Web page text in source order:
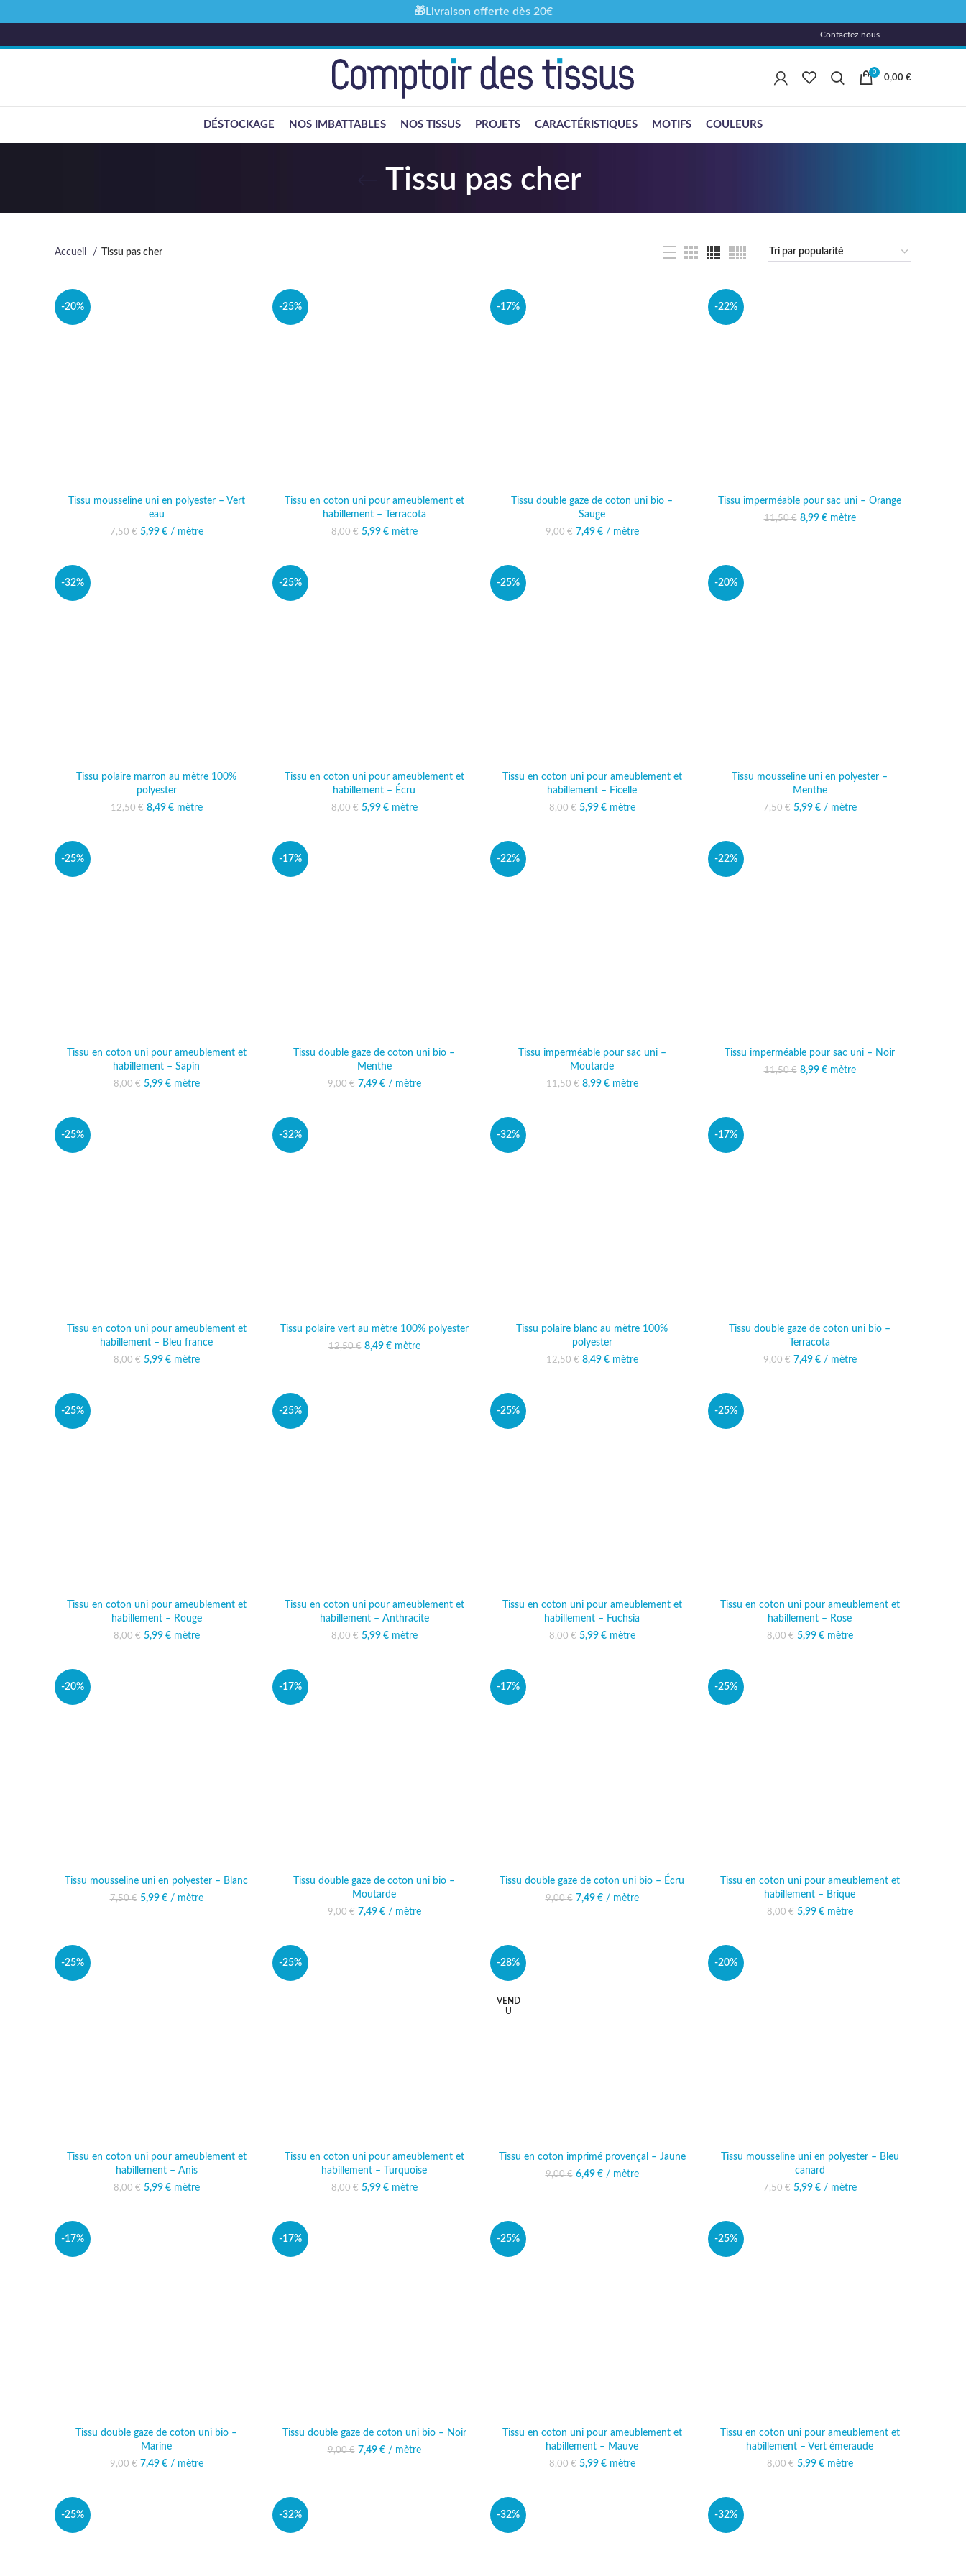
Contactez-nous
0
0,00 €
DÉSTOCKAGE NOS IMBATTABLES NOS TISSUS PROJETS CARACTÉRISTIQUES MOTIFS COULEURS
Tissu pas cher
Accueil Tissu pas cher
-20%
Tissu mousseline uni en polyester – Vert
eau
7,50€ Le prix initial était : 7,50 €.
5,99 € Le prix actuel est :
/ mètre
-25%
Tissu en coton uni pour ameublement et
habillement – Terracota
8,00€
Le prix initial était :
5,99 € Le prix actuel est :
mètre
-17%
Tissu double gaze de coton uni bio –
Sauge
9,00€ Le prix initial était : 9,00 €.
7,49 € Le prix actuel est :
/ mètre
-22%
Tissu imperméable pour sac uni – Orange
11,50€
Le prix initial était :
8,99 € Le prix actuel est :
mètre
-32%
Tissu polaire marron au mètre 100%
polyester
12,50€
Le prix initial était :
8,49 € Le prix actuel est :
mètre
-25%
Tissu en coton uni pour ameublement et
habillement – Écru
8,00€
Le prix initial était :
5,99 € Le prix actuel est :
mètre
-25%
Tissu en coton uni pour ameublement et
habillement – Ficelle
8,00€
Le prix initial était :
5,99 € Le prix actuel est :
mètre
-20%
Tissu mousseline uni en polyester –
Menthe
7,50€ Le prix initial était : 7,50 €.
5,99 € Le prix actuel est :
/ mètre
-25%
Tissu en coton uni pour ameublement et
habillement – Sapin
8,00€
Le prix initial était :
5,99 € Le prix actuel est :
mètre
-17%
Tissu double gaze de coton uni bio –
Menthe
9,00€ Le prix initial était : 9,00 €.
7,49 € Le prix actuel est :
/ mètre
-22%
Tissu imperméable pour sac uni –
Moutarde
11,50€
Le prix initial était :
8,99 € Le prix actuel est :
mètre
-22%
Tissu imperméable pour sac uni – Noir
11,50€
Le prix initial était :
8,99 € Le prix actuel est :
mètre
-25%
Tissu en coton uni pour ameublement et
habillement – Bleu france
8,00€
Le prix initial était :
5,99 € Le prix actuel est :
mètre
-32%
Tissu polaire vert au mètre 100% polyester
12,50€
Le prix initial était :
8,49 € Le prix actuel est :
mètre
-32%
Tissu polaire blanc au mètre 100%
polyester
12,50€
Le prix initial était :
8,49 € Le prix actuel est :
mètre
-17%
Tissu double gaze de coton uni bio –
Terracota
9,00€ Le prix initial était : 9,00 €.
7,49 € Le prix actuel est :
/ mètre
-25%
Tissu en coton uni pour ameublement et
habillement – Rouge
8,00€
Le prix initial était :
5,99 € Le prix actuel est :
mètre
-25%
Tissu en coton uni pour ameublement et
habillement – Anthracite
8,00€
Le prix initial était :
5,99 € Le prix actuel est :
mètre
-25%
Tissu en coton uni pour ameublement et
habillement – Fuchsia
8,00€
Le prix initial était :
5,99 € Le prix actuel est :
mètre
-25%
Tissu en coton uni pour ameublement et
habillement – Rose
8,00€
Le prix initial était :
5,99 € Le prix actuel est :
mètre
-20%
Tissu mousseline uni en polyester – Blanc
7,50€ Le prix initial était : 7,50 €.
5,99 € Le prix actuel est :
/ mètre
-17%
Tissu double gaze de coton uni bio –
Moutarde
9,00€ Le prix initial était : 9,00 €.
7,49 € Le prix actuel est :
/ mètre
-17%
Tissu double gaze de coton uni bio – Écru
9,00€ Le prix initial était : 9,00 €.
7,49 € Le prix actuel est :
/ mètre
-25%
Tissu en coton uni pour ameublement et
habillement – Brique
8,00€
Le prix initial était :
5,99 € Le prix actuel est :
mètre
-25%
Tissu en coton uni pour ameublement et
habillement – Anis
8,00€
Le prix initial était :
5,99 € Le prix actuel est :
mètre
-25%
Tissu en coton uni pour ameublement et
habillement – Turquoise
8,00€
Le prix initial était :
5,99 € Le prix actuel est :
mètre
-28%
VEND
U
Tissu en coton imprimé provençal – Jaune
9,00€ Le prix initial était : 9,00 €.
6,49 € Le prix actuel est :
/ mètre
-20%
Tissu mousseline uni en polyester – Bleu
canard
7,50€ Le prix initial était : 7,50 €.
5,99 € Le prix actuel est :
/ mètre
-17%
Tissu double gaze de coton uni bio –
Marine
9,00€ Le prix initial était : 9,00 €.
7,49 € Le prix actuel est :
/ mètre
-17%
Tissu double gaze de coton uni bio – Noir
9,00€ Le prix initial était : 9,00 €.
7,49 € Le prix actuel est :
/ mètre
-25%
Tissu en coton uni pour ameublement et
habillement – Mauve
8,00€
Le prix initial était :
5,99 € Le prix actuel est :
mètre
-25%
Tissu en coton uni pour ameublement et
habillement – Vert émeraude
8,00€
Le prix initial était :
5,99 € Le prix actuel est :
mètre
-25% -32% -32% -32%
🎁Livraison offerte dès 20€